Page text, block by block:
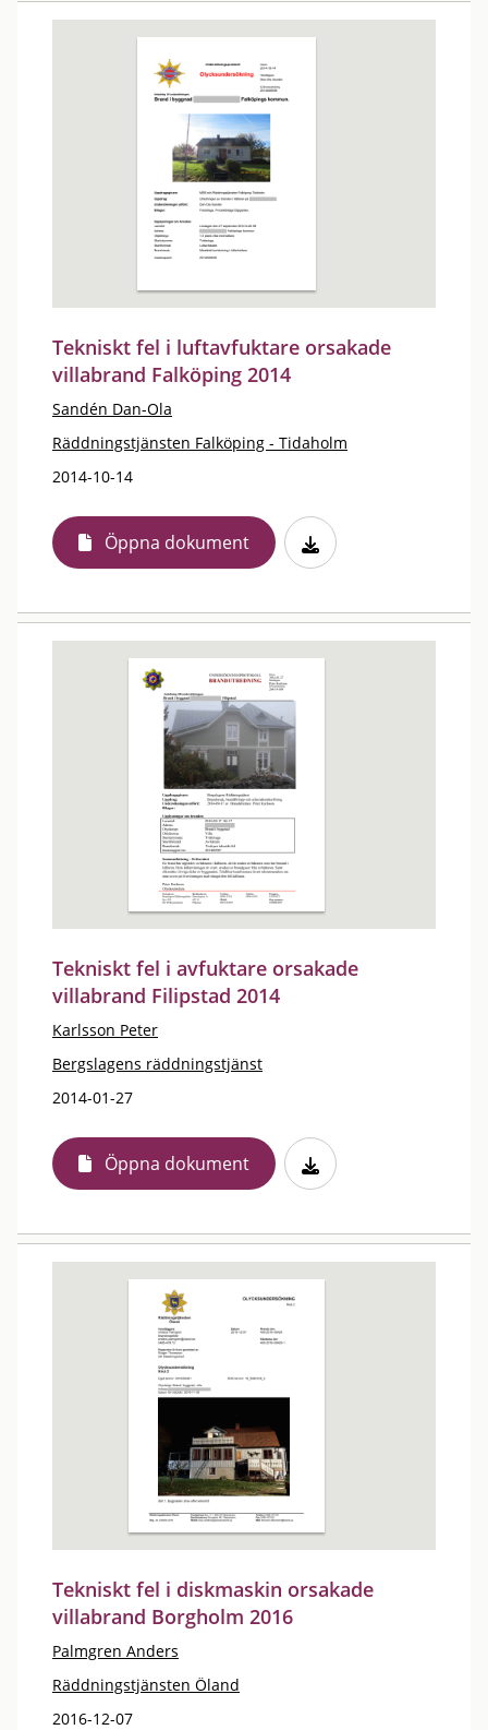
Tekniskt fel i luftavfuktare orsakade
villabrand Falköping 2014
Sandén Dan-Ola
Räddningstjänsten Falköping - Tidaholm
2014-10-14
Öppna dokument
Tekniskt fel i avfuktare orsakade
villabrand Filipstad 2014
Karlsson Peter
Bergslagens räddningstjänst
2014-01-27
Öppna dokument
Tekniskt fel i diskmaskin orsakade
villabrand Borgholm 2016
Palmgren Anders
Räddningstjänsten Öland
2016-12-07